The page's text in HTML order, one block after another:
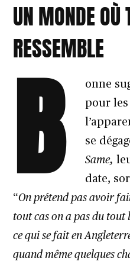
UN MONDE OÙ
RESSEMBLE
B
onne
pour
se
Same,
date,
“On prétend pas avoir
tout cas on a pas du tout
ce qui se fait en
quand même quelques